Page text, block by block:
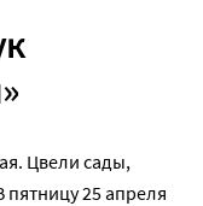
Цвели сады,
пятницу 25 апреля